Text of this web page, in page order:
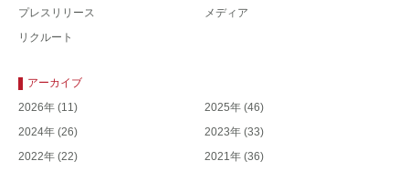
プレスリリース
メディア
リクルート
アーカイブ
2026年 (11) 2025年 (46)
2024年 (26) 2023年 (33)
2022年 (22) 2021年 (36)